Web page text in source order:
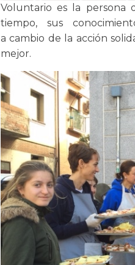
Voluntario es la persona
tiempo, sus
a cambio de la acción
mejor.